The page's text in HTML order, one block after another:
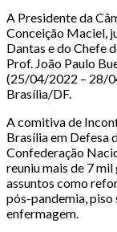
A Presidente da
Conceição Maciel,
Dantas e do Chefe
Prof. João Paulo
(25/04/2022 – 28/
Brasília/DF.
A comitiva de
Brasília em Defesa
Confederação
reuniu mais de 7
assuntos como
pós-pandemia,
enfermagem.